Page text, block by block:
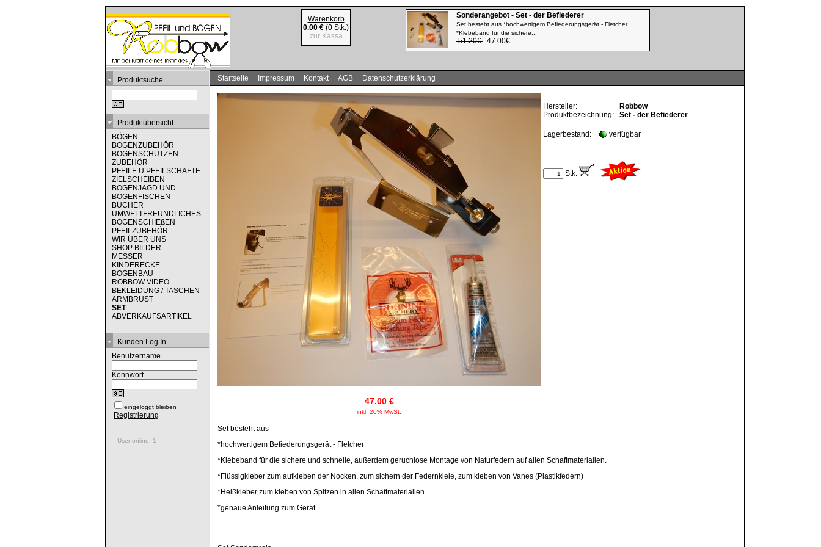
Warenkorb
0.00 € (0 Stk.)
zur Kassa
Sonderangebot - Set - der Befiederer
Set besteht aus *hochwertigem Befiederungsgerät - Fletcher
*Klebeband für die sichere...
51.20€ 47.00€
Produktsuche
Produktübersicht
BÖGEN
BOGENZUBEHÖR
BOGENSCHÜTZEN -
ZUBEHÖR
PFEILE U PFEILSCHÄFTE
ZIELSCHEIBEN
BOGENJAGD UND
BOGENFISCHEN
BÜCHER
UMWELTFREUNDLICHES
BOGENSCHIEßEN
PFEILZUBEHÖR
WIR ÜBER UNS
SHOP BILDER
MESSER
KINDERECKE
BOGENBAU
ROBBOW VIDEO
BEKLEIDUNG / TASCHEN
ARMBRUST
SET
ABVERKAUFSARTIKEL
Kunden Log In
Benutzername
Kennwort
eingeloggt bleiben
Registrierung
User online: 1
Startseite Impressum Kontakt AGB Datenschutzerklärung
47.00 €
inkl. 20% MwSt.
Hersteller:
Robbow
Produktbezeichnung:
Set - der Befiederer
Lagerbestand: verfügbar
Stk.
Set besteht aus
*hochwertigem Befiederungsgerät - Fletcher
*Klebeband für die sichere und schnelle, außerdem geruchlose Montage von Naturfedern auf allen Schaftmaterialien.
*Flüssigkleber zum aufkleben der Nocken, zum sichern der Federnkiele, zum kleben von Vanes (Plastikfedern)
*Heißkleber zum kleben von Spitzen in allen Schaftmaterialien.
*genaue Anleitung zum Gerät.